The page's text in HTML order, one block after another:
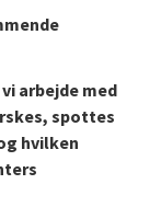
arbejde med
spottes
hvilken